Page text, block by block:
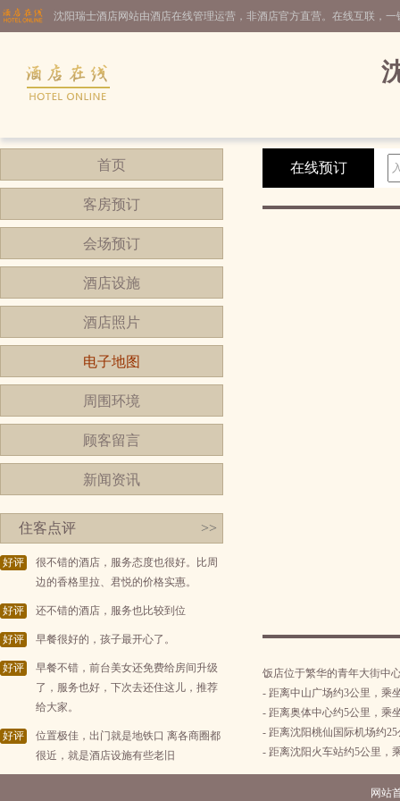
沈阳瑞士酒店网站由酒店在线管理运营，非酒店官方直营。在线互联，
首页
客房预订
会场预订
酒店设施
酒店照片
电子地图
周围环境
顾客留言
新闻资讯
住客点评 >>
好评
很不错的酒店，服务态度也很好。比周
边的香格里拉、君悦的价格实惠。
好评 还不错的酒店，服务也比较到位
好评 早餐很好的，孩子最开心了。
好评
早餐不错，前台美女还免费给房间升级
了，服务也好，下次去还住这儿，推荐
给大家。
好评
位置极佳，出门就是地铁口 离各商圈都
很近，就是酒店设施有些老旧
在线预订
饭店位于繁华的青年大街中
- 距离中山广场约3公里，乘
- 距离奥体中心约5公里，乘
- 距离沈阳桃仙国际机场约
- 距离沈阳火车站约5公里，
网站